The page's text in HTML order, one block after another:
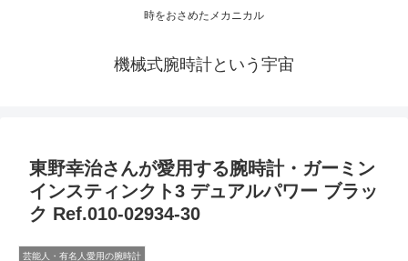
時をおさめたメカニカル
機械式腕時計という宇宙
東野幸治さんが愛用する腕時計・ガーミン
インスティンクト3 デュアルパワー ブラッ
ク Ref.010-02934-30
芸能人・有名人愛用の腕時計